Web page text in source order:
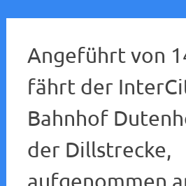
Angeführt von
fährt der
Bahnhof
der Dillstrecke,
aufgenommen